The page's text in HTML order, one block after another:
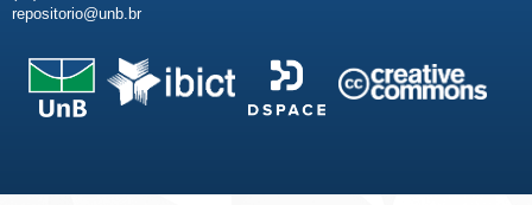
repositorio@unb.br